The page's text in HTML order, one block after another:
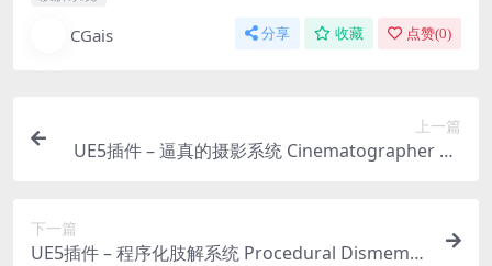
CGais 分享 收藏 点赞(0)
上一篇
UE5插件 – 逼真的摄影系统 Cinematographer PR
下一篇
UE5插件 – 程序化肢解系统 Procedural Dismemb